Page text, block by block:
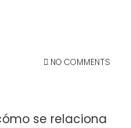
NO COMMENTS
se relaciona